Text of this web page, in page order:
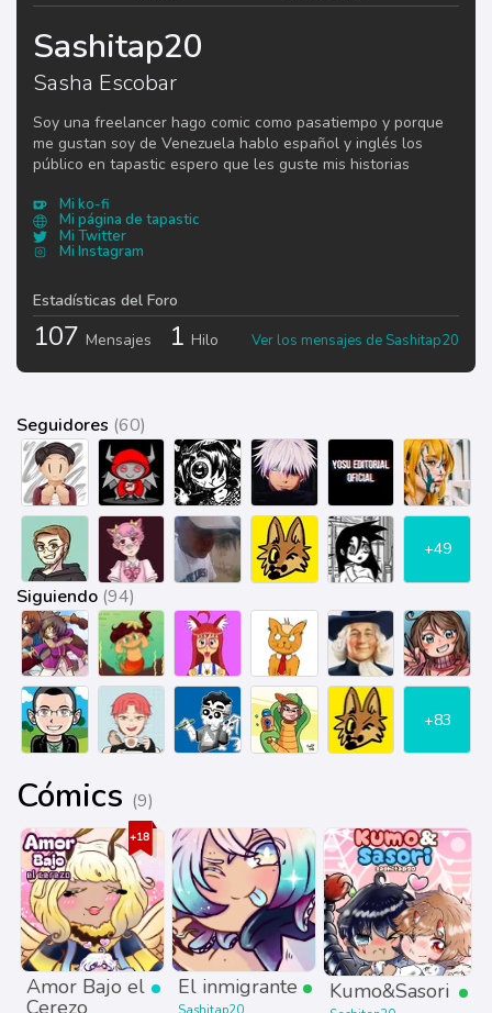
Sashitap20
Sasha Escobar
Soy una freelancer hago comic como pasatiempo y porque
me gustan soy de Venezuela hablo español y inglés los
público en tapastic espero que les guste mis historias
Mi ko-fi
Mi página de tapastic
Mi Twitter
Mi Instagram
Estadísticas del Foro
107 Mensajes 1 Hilo Ver los mensajes de Sashitap20
Seguidores (60)
+49
Siguiendo (94)
+83
Cómics (9)
Amor Bajo el
Cerezo
El inmigrante Kumo&Sasori